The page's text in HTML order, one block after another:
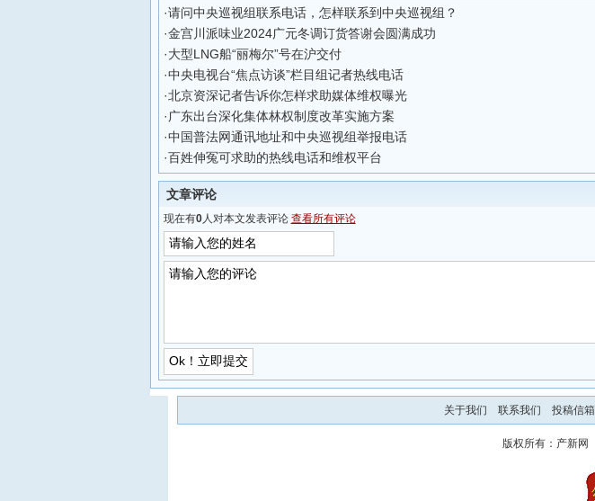
·请问中央巡视组联系电话，怎样联系到中央巡视组？
·金宫川派味业2024广元冬调订货答谢会圆满成功
·大型LNG船“丽梅尔”号在沪交付
·中央电视台“焦点访谈”栏目组记者热线电话
·北京资深记者告诉你怎样求助媒体维权曝光
· 广东出台深化集体林权制度改革实施方案
·中国普法网通讯地址和中央巡视组举报电话
·百姓伸冤可求助的热线电话和维权平台
文章评论
现在有0人对本文发表评论 查看所有评论
关于我们 联系我们 投稿信箱
版权所有： 产新网